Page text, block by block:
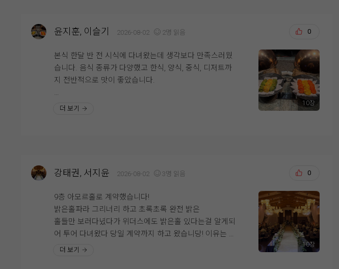
결혼식은 식사가 중요한 부분인데, 영등포 위더스 뷔페는
하객분들을 모실 수 있을 것 같습니다. 개인적으로는 해산
물과 회 코너가 가장 만족스러웠고, 전체적으로 재방문 의
사가 있을 정도로 만족한 시식이었습니다.
것 같다는 생각이 들었습니다.
다양한 메뉴가 준비되어 있었는데, 그중에서도 가장 기억
에 남았던 건 양갈비와 회였어요. 먼저 양갈비는 생각보다
훨씬 부드러웠고 잡내가 전혀 느껴지지 않았어요. 육즙도
풍부하고 고기가 촉촉해서 한입 먹자마자 "이건 꼭 다시 먹
고 싶다"라는 생각이 들 정도였어요.
맛이 전혀 없었고, 식감도 쫄깃해서 계속 손이 가더라고요.
것 같았어요. 다른 뷔페 메뉴들도 전체적으로 깔끔하고 종
류가 다양해서 남녀노소 누구나 맛있게 즐길 수 있을 것 같
았습니다.
특히 부모님과 함께 시식을 진행했는데, 부모님께서도 음
윤지훈, 이슬기 2026-08-02 2명 읽음 0
본식 한달 반 전 시식에 다녀왔는데 생각보다 만족스러웠
습니다. 음식 종류가 다양했고 한식, 양식, 중식, 디저트까
지 전반적으로 맛이 좋았습니다.
특히 스테이크가 안질기고 부드러워서 세번이나 먹었네
뉴는 바로바로 채워주시고, 빈 접시도 빠르게 정리해 주셔
시식 전엔 걱정이 많았으나 직접 시식을 해보니 그런 걱정
할필요가 없었네요. 다가오는 본식이 기대됩니다!
더 보기
10장
강태권, 서지윤 2026-08-02 3명 읽음 0
9층 아모르홀로 계약했습니다!
밝은홀파라 그리너리 하고 초록초록 완전 밝은
홀들만 보러다녔다가 위더스에도 밝은홀 있다는걸 알게되
어 투어 다녀왔다 당일 계약까지 하고 왔습니당! 이유는 홀
이 너무 이뻐서에오! 우드우드한 느낌과 초록초록한 느낌
더 보기
10장